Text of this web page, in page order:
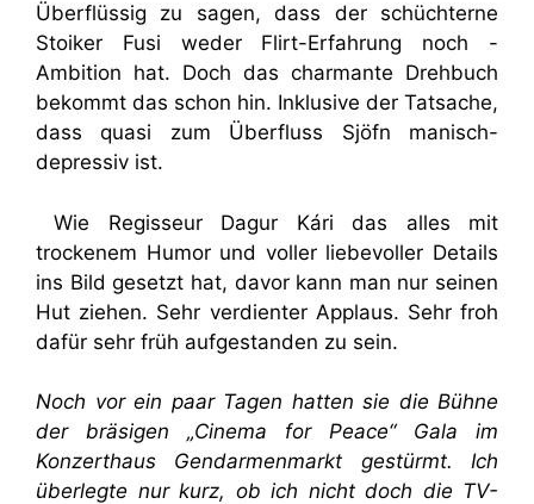
Überflüssig zu sagen, dass der schüchterne
Stoiker Fusi weder Flirt-Erfahrung noch -
Ambition hat. Doch das charmante Drehbuch
bekommt das schon hin. Inklusive der Tatsache,
dass quasi zum Überfluss Sjöfn manisch-
depressiv ist.
Wie Regisseur Dagur Kári das alles mit
trockenem Humor und voller liebevoller Details
ins Bild gesetzt hat, davor kann man nur seinen
Hut ziehen. Sehr verdienter Applaus. Sehr froh
dafür sehr früh aufgestanden zu sein.
Noch vor ein paar Tagen hatten sie die Bühne
der bräsigen „Cinema for Peace“ Gala im
Konzerthaus Gendarmenmarkt gestürmt. Ich
überlegte nur kurz, ob ich nicht doch die TV-